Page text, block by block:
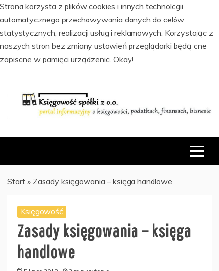
Strona korzysta z plików cookies i innych technologii
automatycznego przechowywania danych do celów
statystycznych, realizacji usług i reklamowych. Korzystając z
naszych stron bez zmiany ustawień przeglądarki będą one
zapisane w pamięci urządzenia. Okay!
FINANSACH I BIZNESIE
Start » Zasady księgowania – księga handlowe
Księgowość
Zasady księgowania – księga
handlowe